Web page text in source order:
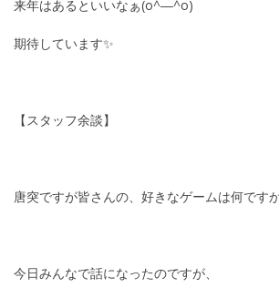
来年はあるといいなぁ(o^―^o)
期待しています✨
【スタッフ余談】
唐突ですが皆さんの、好きなゲームは何です
今日みんなで話になったのですが、